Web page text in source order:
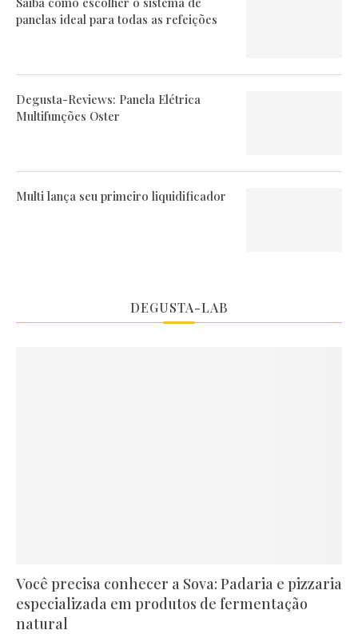
panelas ideal para todas as refeições
Degusta-Reviews: Panela Elétrica
Multifunções Oster
Multi lança seu primeiro liquidificador
DEGUSTA-LAB
Você precisa conhecer a Sova: Padaria e pizzaria
especializada em produtos de fermentação
natural